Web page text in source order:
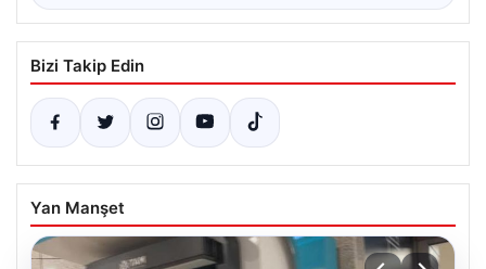
Bizi Takip Edin
Yan Manşet